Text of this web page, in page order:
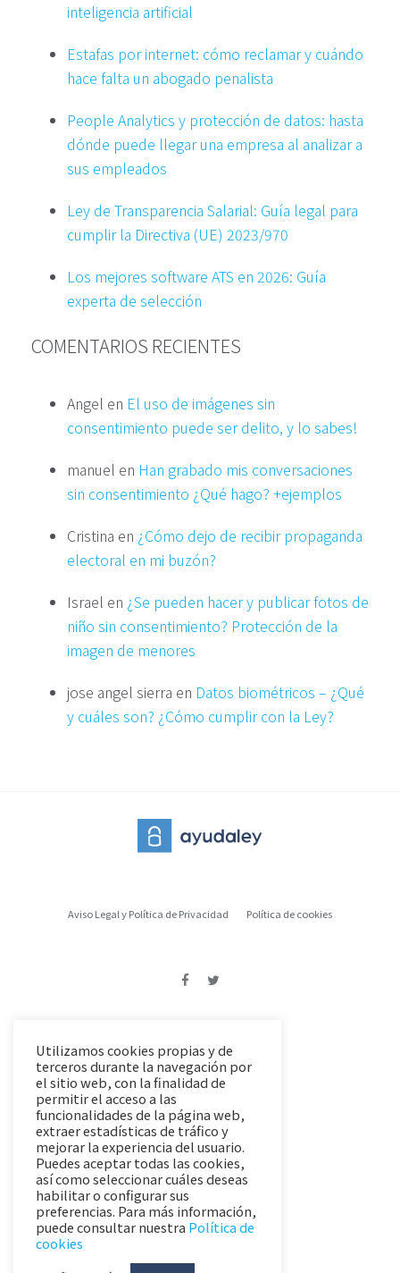
inteligencia artificial
Estafas por internet: cómo reclamar y cuándo
hace falta un abogado penalista
People Analytics y protección de datos: hasta
dónde puede llegar una empresa al analizar a
sus empleados
Ley de Transparencia Salarial: Guía legal para
cumplir la Directiva (UE) 2023/970
Los mejores software ATS en 2026: Guía
experta de selección
COMENTARIOS RECIENTES
Angel en El uso de imágenes sin
consentimiento puede ser delito, y lo sabes!
manuel en Han grabado mis conversaciones
sin consentimiento ¿Qué hago? +ejemplos
Cristina en ¿Cómo dejo de recibir propaganda
electoral en mi buzón?
Israel en ¿Se pueden hacer y publicar fotos de
niño sin consentimiento? Protección de la
imagen de menores
jose angel sierra en Datos biométricos – ¿Qué
y cuáles son? ¿Cómo cumplir con la Ley?
Aviso Legal y Política de Privacidad Política de cookies
Utilizamos cookies propias y de
terceros durante la navegación por
el sitio web, con la finalidad de
permitir el acceso a las
funcionalidades de la página web,
extraer estadísticas de tráfico y
mejorar la experiencia del usuario.
Puedes aceptar todas las cookies,
así como seleccionar cuáles deseas
habilitar o configurar sus
preferencias. Para más información,
puede consultar nuestra Política de
cookies